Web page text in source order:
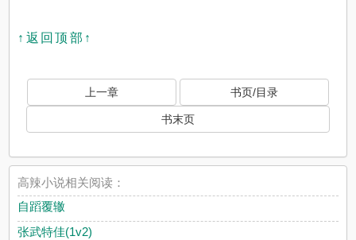
↑返回顶部↑
上一章 书页/目录
书末页
高辣小说相关阅读：
自蹈覆辙
张武特佳(1v2)